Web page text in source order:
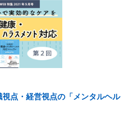
点・経営視点の「メンタルヘル